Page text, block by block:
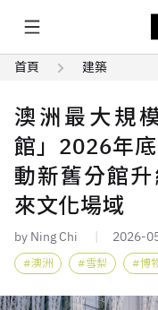
首頁 建築
澳洲最大規
館」2026年
動新舊分館
來文化場域
by Ning Chi 2026-
澳洲 雪梨 博